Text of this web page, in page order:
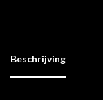
Beschrijving